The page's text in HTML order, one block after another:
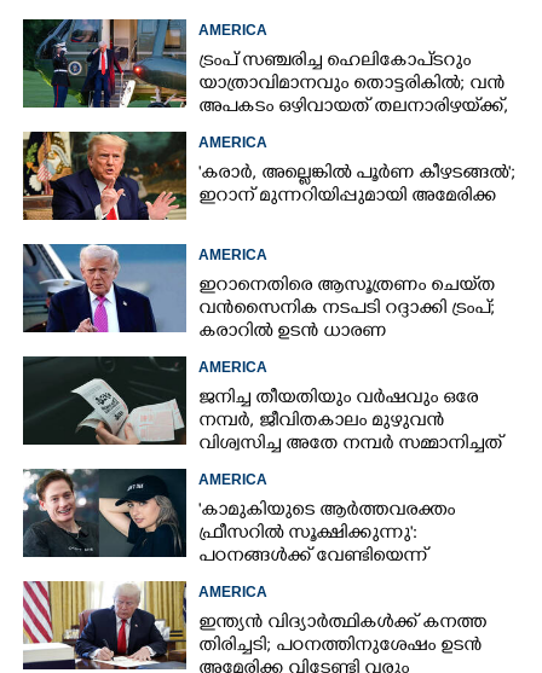
AMERICA
ട്രംപ് സഞ്ചരിച്ച ഹെലികോപ്‌ടറും
യാത്രാവിമാനവും തൊട്ടരികിൽ; വൻ
അപകടം ഒഴിവായത് തലനാരിഴയ്‌ക്ക്,
AMERICA
'കരാർ, അല്ലെങ്കിൽ പൂർണ കീഴടങ്ങൽ';
ഇറാന് മുന്നറിയിപ്പുമായി അമേരിക്ക
AMERICA
ഇറാനെതിരെ ആസൂത്രണം ചെയ്‌ത
വൻസൈനിക നടപടി റദ്ദാക്കി ട്രംപ്;
കരാറിൽ ഉടൻ ധാരണ
AMERICA
ജനിച്ച തീയതിയും വർഷവും ഒരേ
നമ്പർ, ജീവിതകാലം മുഴുവൻ
വിശ്വസിച്ച അതേ നമ്പർ സമ്മാനിച്ചത്
AMERICA
'കാമുകിയുടെ ആർത്തവരക്തം
ഫ്രീസറിൽ സൂക്ഷിക്കുന്നു':
പഠനങ്ങൾക്ക് വേണ്ടിയെന്ന്
ജോൺസന്റെ പോസ്റ്റ്
AMERICA
ഇന്ത്യൻ വിദ്യാർത്ഥികൾക്ക് കനത്ത
തിരിച്ചടി; പഠനത്തിനുശേഷം ഉടൻ